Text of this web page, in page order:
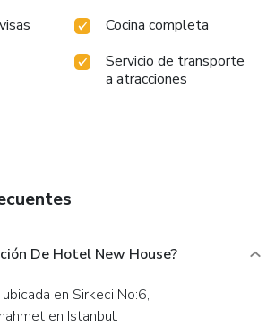
Cocina completa
Servicio de transporte
a atracciones
De Hotel New House?
en Istanbul.